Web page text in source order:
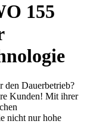
155
den Dauerbetrieb?
Kunden! Mit ihrer
nicht nur hohe